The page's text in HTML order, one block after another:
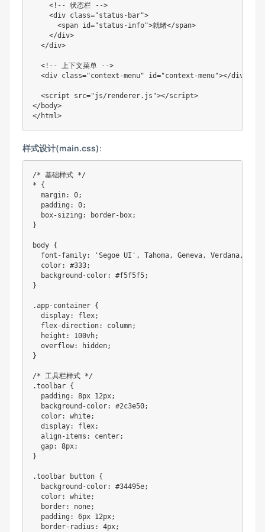
    <!-- 状态栏 -->
    <div class="status-bar">
      <span id="status-info">就绪</span>
    </div>
  </div>
  <!-- 上下文菜单 -->
  <div class="context-menu" id="context-menu"></div>
  <script src="js/renderer.js"></script>
</body>
</html>
样式设计(main.css):
/* 基础样式 */
* {
  margin: 0;
  padding: 0;
  box-sizing: border-box;
}
body {
font-family: 'Segoe UI', Tahoma, Geneva, Verdana,
  color: #333;
  background-color: #f5f5f5;
}
.app-container {
  display: flex;
  flex-direction: column;
  height: 100vh;
  overflow: hidden;
}
/* 工具栏样式 */
.toolbar {
  padding: 8px 12px;
  background-color: #2c3e50;
  color: white;
  display: flex;
  align-items: center;
  gap: 8px;
}
.toolbar button {
  background-color: #34495e;
  color: white;
  border: none;
  padding: 6px 12px;
  border-radius: 4px;